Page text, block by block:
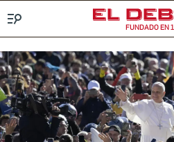
FUNDADO EN